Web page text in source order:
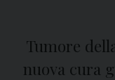
Tumore
nuova cura